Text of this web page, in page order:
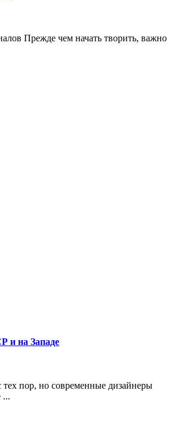
Прежде чем начать творить, важно
и на Западе
пор, но современные дизайнеры
...